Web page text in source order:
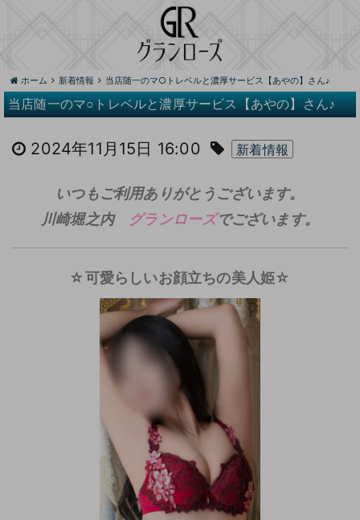
ホーム 新着情報 当店随一のマ○トレベルと濃厚サービス【あやの】さん♪
当店随一のマ○トレベルと濃厚サービス【あやの】さん♪
2024年11月15日 16:00 新着情報
いつもご利用ありがとうございます。
川崎堀之内
グランローズでございます。
☆可愛らしいお顔立ちの美人姫☆